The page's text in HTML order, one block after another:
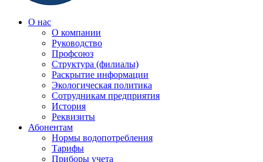
О нас
О компании
Руководство
Профсоюз
Структура (филиалы)
Раскрытие информации
Экологическая политика
Сотрудникам предприятия
История
Реквизиты
Абонентам
Нормы водопотребления
Тарифы
Приборы учета